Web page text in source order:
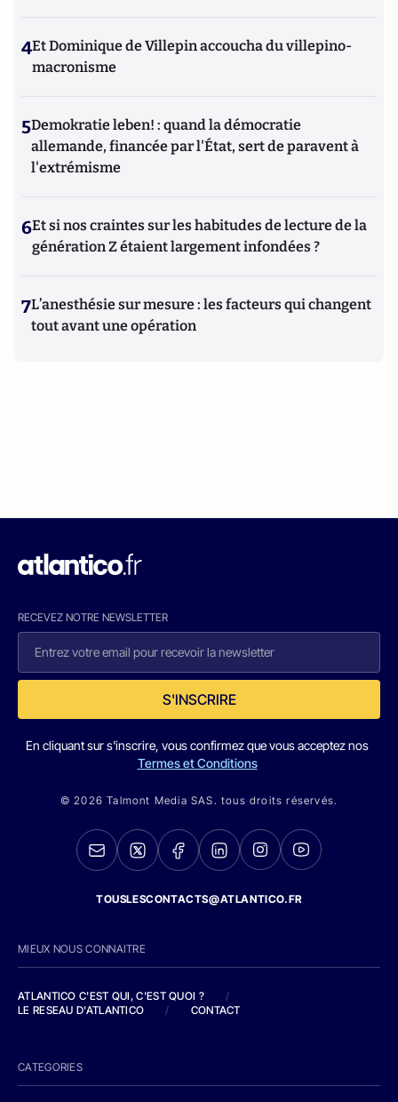
4Et Dominique de Villepin accoucha du villepino-
macronisme
5Demokratie leben! : quand la démocratie
allemande, financée par l'État, sert de paravent à
l'extrémisme
6Et si nos craintes sur les habitudes de lecture de la
génération Z étaient largement infondées ?
7L’anesthésie sur mesure : les facteurs qui changent
tout avant une opération
RECEVEZ NOTRE NEWSLETTER
S'INSCRIRE
En cliquant sur s'inscrire, vous confirmez que vous acceptez nos
Termes et Conditions
© 2026 Talmont Media SAS. tous droits réservés.
TOUSLESCONTACTS@ATLANTICO.FR
MIEUX NOUS CONNAITRE
ATLANTICO C'EST QUI, C'EST QUOI ?
/
LE RESEAU D'ATLANTICO
/ CONTACT
CATEGORIES